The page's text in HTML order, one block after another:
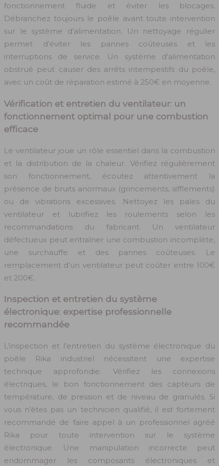
fonctionnement fluide et éviter les blocages.
Débranchez toujours le poêle avant toute intervention
sur le système d’alimentation. Un nettoyage régulier
permet d’éviter les pannes coûteuses et les
interruptions de service. Un système d’alimentation
obstrué peut causer des arrêts intempestifs du poêle,
avec un coût de réparation estimé à 250€ en moyenne.
Vérification et entretien du ventilateur: un
fonctionnement optimal pour une combustion
efficace
Le ventilateur joue un rôle essentiel dans la combustion
et la distribution de la chaleur. Vérifiez régulièrement
son fonctionnement, écoutez attentivement la
présence de bruits anormaux (grincements, sifflements)
ou de vibrations excessives. Nettoyez les pales du
ventilateur et lubrifiez les roulements selon les
recommandations du fabricant. Un ventilateur
défectueux peut entraîner une combustion incomplète,
une surchauffe et des pannes coûteuses. Le
remplacement d’un ventilateur peut coûter entre 100€
et 200€.
Inspection et entretien du système
électronique: expertise professionnelle
recommandée
L’inspection et l’entretien du système électronique du
poêle Rika industriel nécessitent une expertise
technique approfondie. Vérifiez les connexions
électriques, le bon fonctionnement des capteurs de
température, de pression et de niveau de granulés. Si
vous n’êtes pas un technicien qualifié, il est fortement
recommandé de faire appel à un professionnel agréé
Rika pour toute intervention sur le système
électronique. Une manipulation incorrecte peut
endommager les composants électroniques et